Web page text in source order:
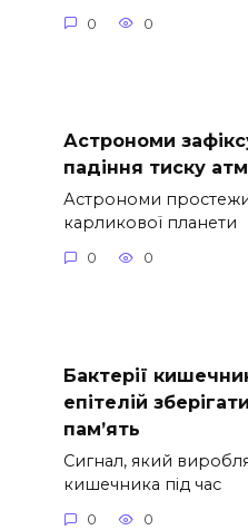
0 0
Астрономи
падіння тиску
Астрономи
карликової планети
0 0
Бактерії
епітелій
пам’ять
Сигнал, який
кишечника під час
0 0